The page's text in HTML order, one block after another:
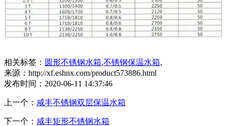
相关标签： 圆形不锈钢水箱,不锈钢保温水箱,
来源：http://xf.eshnx.com/product573886.html
发布时间：2020-06-11 14:37:46
上一个： 咸丰不锈钢双层保温水箱
下一个： 咸丰矩形不锈钢水箱